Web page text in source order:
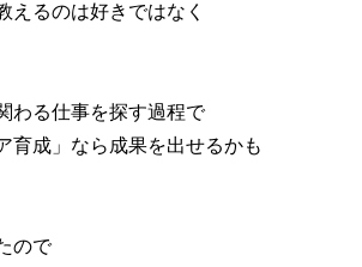
えるのは好きではなく
わる仕事を探す過程で
育成」なら成果を出せるかも
ので